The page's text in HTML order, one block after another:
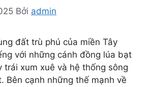
Bởi admin
đất trù phú của miền Tây
với những cánh đồng lúa bạt
trái xum xuê và hệ thống sông
Bên cạnh những thế mạnh về